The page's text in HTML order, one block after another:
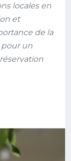
locales en
et
de la
pour un